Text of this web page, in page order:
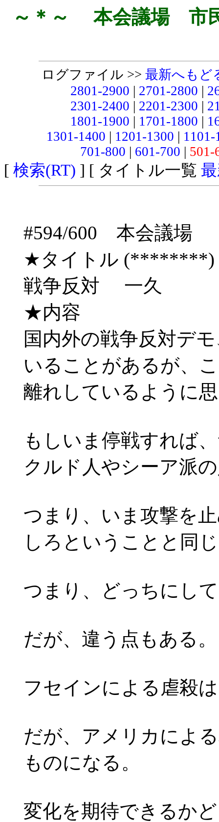
～＊～ 本会議場 市
ログファイル >> 最新へもど
2801-2900 | 2701-2800 |
2301-2400 | 2201-2300 |
1801-1900 | 1701-1800 |
1301-1400 | 1201-1300 |
701-800 | 601-700 |
[ 検索(RT) ] [ タイトル一覧
#594/600 本会議場
★タイトル (********)
戦争反対 一久
★内容
国内外の戦争反対デ
いることがあるが、
離れしているように
もしいま停戦すれば
クルド人やシーア派
つまり、いま攻撃を
しろということと同
つまり、どっちにし
だが、違う点もある。
フセインによる虐殺
だが、アメリカによ
ものになる。
変化を期待できるか